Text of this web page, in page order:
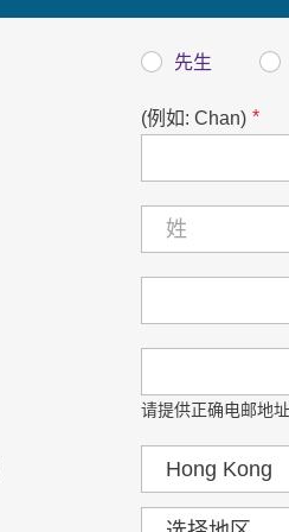
先生
(例如: Chan) *
请提供正确电邮地